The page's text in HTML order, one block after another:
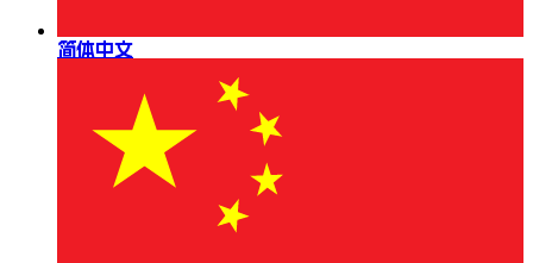
简体中文